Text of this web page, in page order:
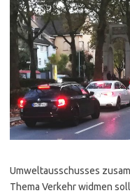
Umweltausschusses
Thema Verkehr widmen